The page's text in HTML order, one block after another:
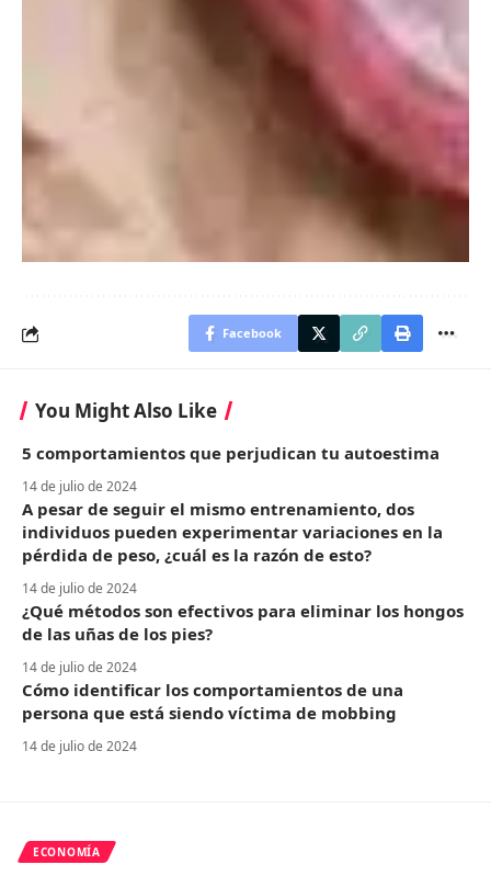
Las lentejas son una legumbre versátil con 17.1 gramos de
proteína por cada 100 gramos. Son ricas en hierro, fibra,
zinc y potasio, ideales para platos como menestras, guisos
o hamburguesas.
8. Almendras
Las almendras son ricas en proteínas con 21.2 gramos por
Facebook
You Might Also Like
5 comportamientos que perjudican tu autoestima
14 de julio de 2024
A pesar de seguir el mismo entrenamiento, dos
individuos pueden experimentar variaciones en la
pérdida de peso, ¿cuál es la razón de esto?
14 de julio de 2024
¿Qué métodos son efectivos para eliminar los hongos
de las uñas de los pies?
14 de julio de 2024
Cómo identificar los comportamientos de una
persona que está siendo víctima de mobbing
14 de julio de 2024
ECONOMÍA